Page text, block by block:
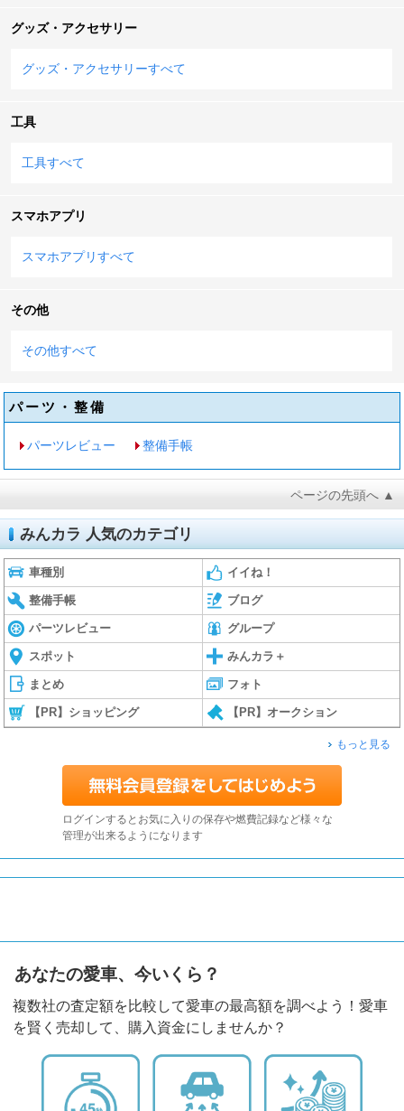
グッズ・アクセサリー
グッズ・アクセサリーすべて
工具
工具すべて
スマホアプリ
スマホアプリすべて
その他
その他すべて
パーツ・整備
パーツレビュー 整備手帳
ページの先頭へ ▲
みんカラ 人気のカテゴリ
車種別 イイね！
整備手帳 ブログ
パーツレビュー グループ
スポット みんカラ＋
まとめ フォト
【PR】ショッピング 【PR】オークション
もっと見る
ログインするとお気に入りの保存や燃費記録など様々な
管理が出来るようになります
あなたの愛車、今いくら？
複数社の査定額を比較して愛車の最高額を調べよう！愛車
を賢く売却して、購入資金にしませんか？